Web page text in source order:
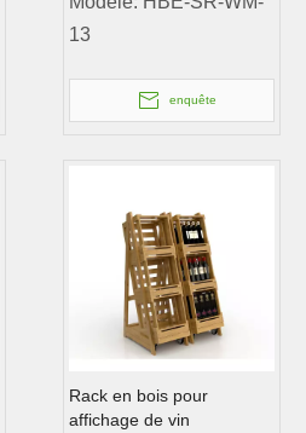
13
enquête
Rack en bois pour
affichage de vin